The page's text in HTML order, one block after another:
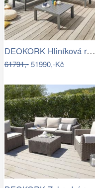
DEOKORK Hliníková rohová sestava…
61791,-51990,-Kč